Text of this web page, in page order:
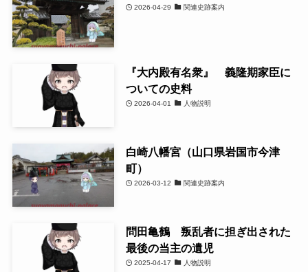
2026-04-29 関連史跡案内
『大内殿有名衆』 義隆期家臣に
ついての史料
2026-04-01 人物説明
白崎八幡宮（山口県岩国市今津
町）
2026-03-12 関連史跡案内
問田亀鶴 叛乱者に担ぎ出された
最後の当主の遺児
2025-04-17 人物説明